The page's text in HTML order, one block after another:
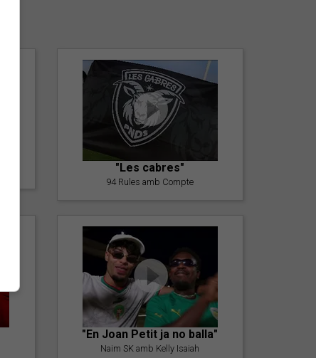
"Les cabres"
94 Rules amb Compte
"En Joan Petit ja no balla"
Naim SK amb Kelly Isaiah